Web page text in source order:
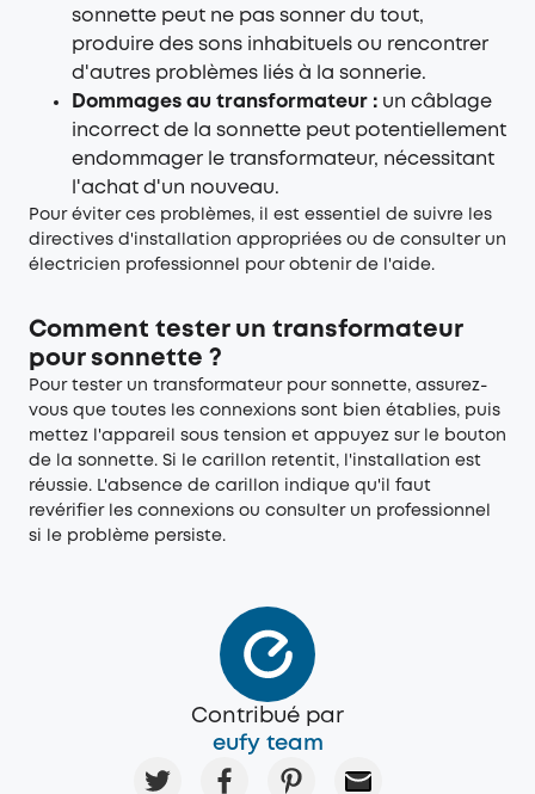
sonnette peut ne pas sonner du tout,
produire des sons inhabituels ou rencontrer
d'autres problèmes liés à la sonnerie.
Dommages au transformateur : un câblage
incorrect de la sonnette peut potentiellement
endommager le transformateur, nécessitant
l'achat d'un nouveau.
Pour éviter ces problèmes, il est essentiel de suivre les
directives d'installation appropriées ou de consulter un
électricien professionnel pour obtenir de l'aide.
Comment tester un transformateur
pour sonnette ?
Pour tester un transformateur pour sonnette, assurez-
vous que toutes les connexions sont bien établies, puis
mettez l'appareil sous tension et appuyez sur le bouton
de la sonnette. Si le carillon retentit, l'installation est
réussie. L'absence de carillon indique qu'il faut
revérifier les connexions ou consulter un professionnel
si le problème persiste.
Contribué par
eufy team